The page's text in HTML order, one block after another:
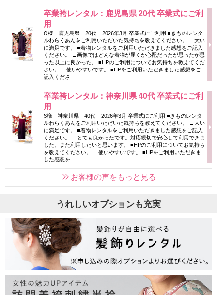
卒業袴レンタル：鹿児島県 20代 卒業式にご利
用
O様 鹿児島県 20代 2026年3月 卒業式にご利用 ■きものレンタ
ルわらくあんをご利用いただいた気持ちを教えてください。 ∟大い
に満足です。 ■着物レンタルをご利用いただきました感想をご記入
ください。 ∟画像ではどんな着物が届くか心配だったが思ったが思
った以上に良かった。 ■HPのご利用についてお気持ちを教えてくだ
さい。 ∟使いやすいです。 ■HPをご利用いただきました感想をご
記入くださ
卒業袴レンタル：神奈川県 40代 卒業式にご利
用
S様 神奈川県 40代 2026年3月 卒業式にご利用 ■きものレンタ
ルわらくあんをご利用いただいた気持ちを教えてください。 ∟大い
に満足です。 ■着物レンタルをご利用いただきました感想をご記入
ください。 ∟とても良かったです。対応親切で安心して利用できま
した。また利用したいと思います。 ■HPのご利用についてお気持ち
を教えてください。 ∟使いやすいです。 ■HPをご利用いただきま
した感想を
お客様の声をもっと見る
うれしいオプションも充実